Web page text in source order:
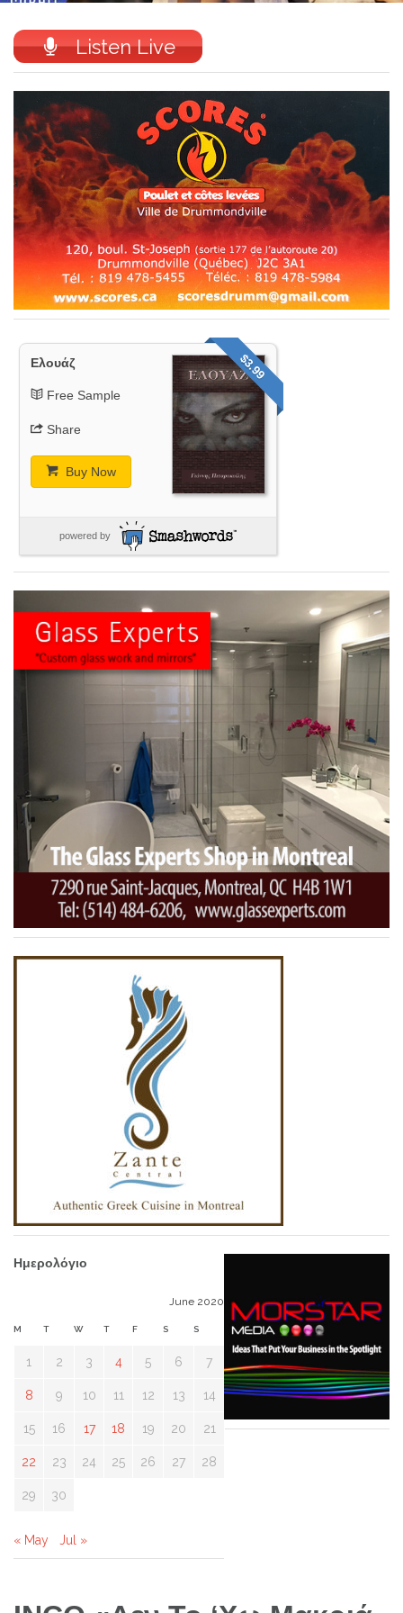
Listen Live
$3.99
Ελουάζ
Free Sample
Share
Buy Now
powered by
Ημερολόγιο
June 2020
M T W T F S S
1 2 3 4 5 6 7
8 9 10 11 12 13 14
15 16 17 18 19 20 21
22 23 24 25 26 27 28
29 30
« May Jul »